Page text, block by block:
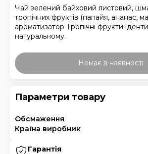
Чай зелений байховий листовий,
тропічних фруктів (папайя, ананас,
ароматизатор Тропічні фрукти
натуральному.
Немає в наявності
Параметри товару
Обсмаження
Країна виробник
Гарантія